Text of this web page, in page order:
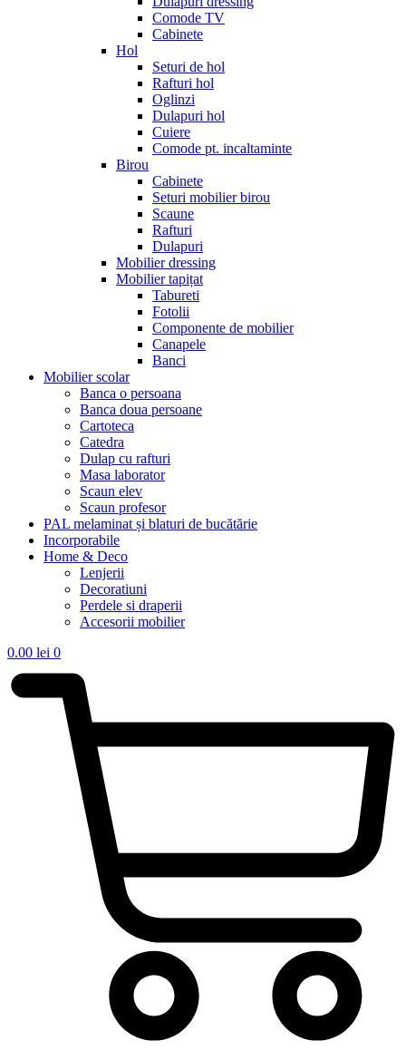
Comode TV
Cabinete
Hol
Seturi de hol
Rafturi hol
Oglinzi
Dulapuri hol
Cuiere
Comode pt. incaltaminte
Birou
Cabinete
Seturi mobilier birou
Scaune
Rafturi
Dulapuri
Mobilier dressing
Mobilier tapițat
Tabureti
Fotolii
Componente de mobilier
Canapele
Banci
Mobilier scolar
Banca o persoana
Banca doua persoane
Cartoteca
Catedra
Dulap cu rafturi
Masa laborator
Scaun elev
Scaun profesor
PAL melaminat și blaturi de bucătărie
Incorporabile
Home & Deco
Lenjerii
Decoratiuni
Perdele si draperii
Accesorii mobilier
0.00 lei 0